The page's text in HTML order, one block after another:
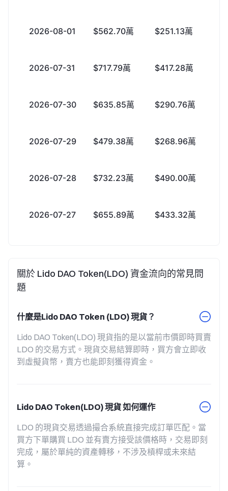
2026-08-01 $562.70萬 $251.13萬
2026-07-31 $717.79萬 $417.28萬
2026-07-30 $635.85萬 $290.76萬
2026-07-29 $479.38萬 $268.96萬
2026-07-28 $732.23萬 $490.00萬
2026-07-27 $655.89萬 $433.32萬
關於 Lido DAO Token(LDO) 資金流向的常見問
題
什麼是Lido DAO Token (LDO) 現貨？
Lido DAO Token(LDO) 現貨指的是以當前市價即時買賣
LDO 的交易方式。現貨交易結算即時，買方會立即收
到虛擬貨幣，賣方也能即刻獲得資金。
Lido DAO Token(LDO) 現貨 如何運作
LDO 的現貨交易透過撮合系統直接完成訂單匹配。當
買方下單購買 LDO 並有賣方接受該價格時，交易即刻
完成，屬於單純的資產轉移，不涉及槓桿或未來結
算。